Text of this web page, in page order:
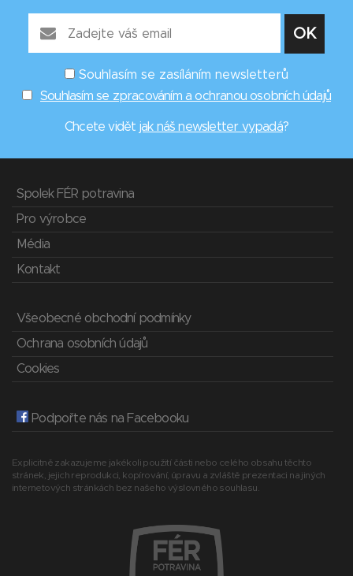
Souhlasím se zasíláním newsletterů
Souhlasím se zpracováním a ochranou osobních údajů
Chcete vidět jak náš newsletter vypadá?
Spolek FÉR potravina
Pro výrobce
Média
Kontakt
Všeobecné obchodní podmínky
Ochrana osobních údajů
Cookies
Podpořte nás na Facebooku
Explicitně zakazujeme jakékoli použití části nebo celého obsahu těchto
stránek, jejich reprodukci, kopírování, úpravu a zvláště prezentaci na jiných
internetových stránkách bez našeho výslovného souhlasu.